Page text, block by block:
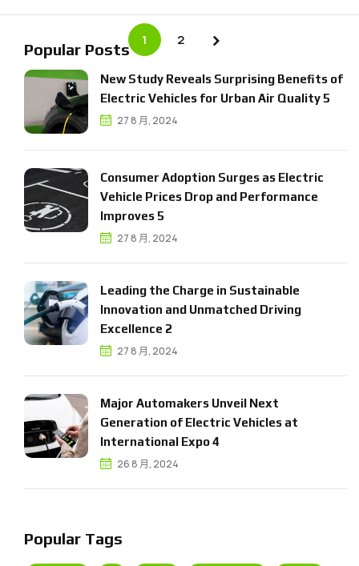
1 2
Popular Posts
New Study Reveals Surprising Benefts of
Electric Vehicles for Urban Air Quality 5
27 8 月, 2024
Consumer Adoption Surges as Electric
Vehicle Prices Drop and Performance
Improves 5
27 8 月, 2024
Leading the Charge in Sustainable
Innovation and Unmatched Driving
Excellence 2
27 8 月, 2024
Major Automakers Unveil Next
Generation of Electric Vehicles at
International Expo4
26 8 月, 2024
Popular Tags